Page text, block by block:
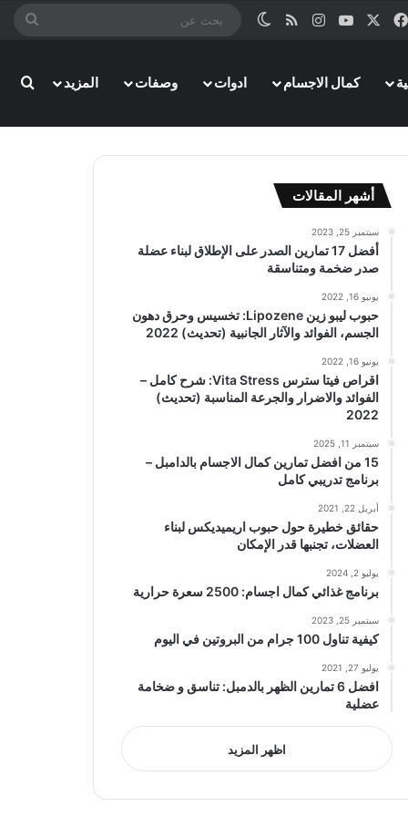
فيسبوك ‫YouTubeانستقرامملخص الموقع RSS
الوضع المظلم
بحث
كمال الاجسام ادوات وصفات المزيد
أشهر المقالات
سبتمبر 25, 2023
أفضل 17 تمارين الصدر على الإطلاق لبناء عضلة
صدر ضخمة ومتناسقة
يونيو 16, 2022
حبوب ليبو زين Lipozene: تخسيس وحرق دهون
الجسم، الفوائد والآثار الجانبية (تحديث) 2022
يونيو 16, 2022
اقراص فيتا سترس Vita Stress: شرح كامل –
الفوائد والاضرار والجرعة المناسبة (تحديث)
2022
سبتمبر 11, 2025
15 من افضل تمارين كمال الاجسام بالدامبل –
برنامج تدريبي كامل
أبريل 22, 2021
حقائق خطيرة حول حبوب اريميديكس لبناء
العضلات، تجنبها قدر الإمكان
يوليو 2, 2024
برنامج غذائي كمال اجسام: 2500 سعرة حرارية
سبتمبر 25, 2023
كيفية تناول 100 جرام من البروتين في اليوم
يوليو 27, 2021
افضل 6 تمارين الظهر بالدمبل: تناسق و ضخامة
عضلية
اظهر المزيد